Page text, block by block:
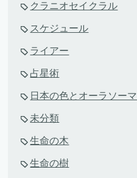
クラニオセイクラル
スケジュール
ライアー
占星術
日本の色とオーラソーマ
未分類
生命の木
生命の樹